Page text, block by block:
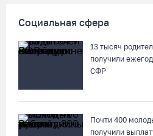
Социальная сфера
13 тысяч
получили
СФР
Почти 400
получили